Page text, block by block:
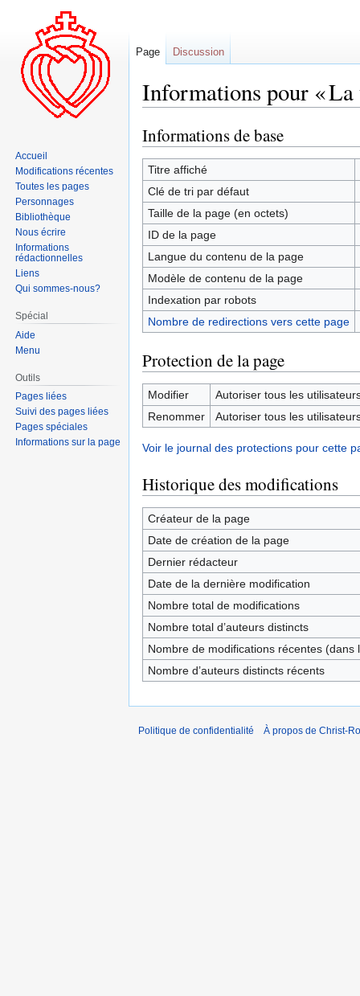
Informations pour «
Aller
à
la
navigation
Aller
à
la
recherche
Informations de base
Titre affiché
Clé de tri par défaut
Taille de la page (en octets)
ID de la page
Langue du contenu de la page
Modèle de contenu de la page
Indexation par robots
Nombre de redirections vers cette page
Protection de la page
Modifier
Autoriser tous les
Renommer
Autoriser tous les
Voir le journal des protections pour cette
Historique des modifications
Créateur de la page
Date de création de la page
Dernier rédacteur
Date de la dernière modification
Nombre total de modifications
Nombre total d’auteurs distincts
Nombre de modifications récentes (dans
Nombre d’auteurs distincts récents
Page Discussion
Accueil
Modifications récentes
Toutes les pages
Personnages
Bibliothèque
Nous écrire
Informations
rédactionnelles
Liens
Qui sommes-nous?
Spécial
Aide
Menu
Outils
Pages liées
Suivi des pages liées
Pages spéciales
Informations sur la page
Politique de confidentialité À propos de Christ-